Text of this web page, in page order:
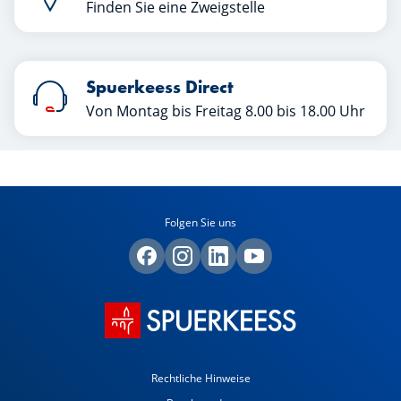
Finden Sie eine Zweigstelle
Spuerkeess Direct
Von Montag bis Freitag 8.00 bis 18.00 Uhr
Folgen Sie uns
Rechtliche Hinweise